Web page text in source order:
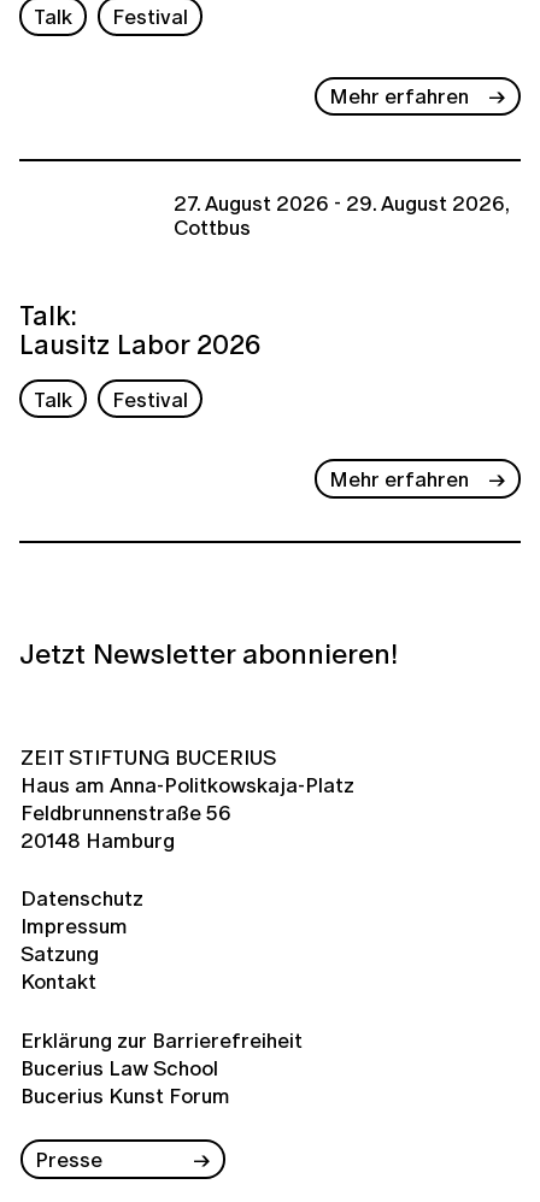
Talk Festival
Mehr erfahren
27. August 2026 - 29. August 2026,
Cottbus
Talk:
Lausitz Labor 2026
Talk Festival
Mehr erfahren
Jetzt Newsletter abonnieren!
ZEIT STIFTUNG BUCERIUS
Haus am Anna-Politkowskaja-Platz
Feldbrunnenstraße 56
20148 Hamburg
Datenschutz
Impressum
Satzung
Kontakt
Erklärung zur Barrierefreiheit
Bucerius Law School
Bucerius Kunst Forum
Presse